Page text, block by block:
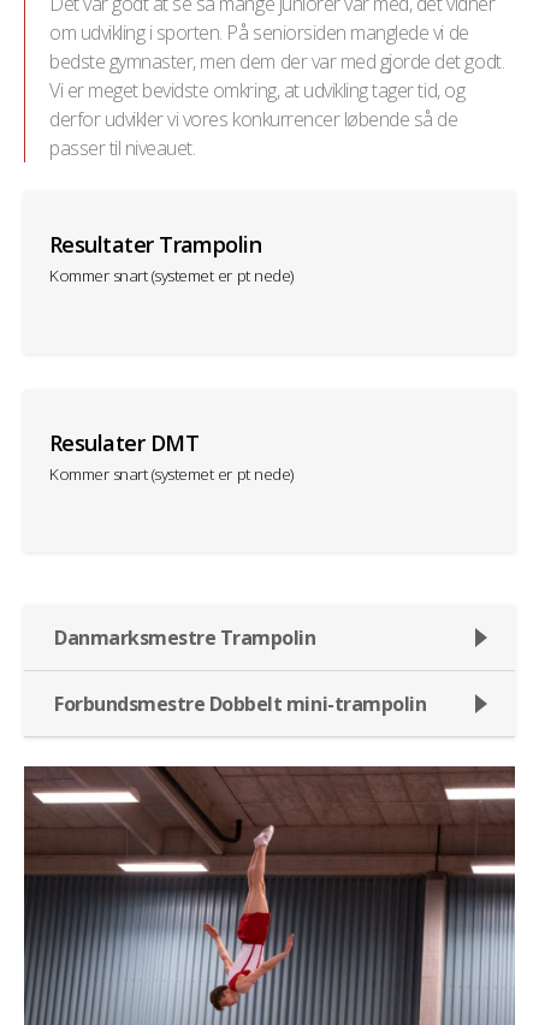
om udvikling i sporten. På seniorsiden manglede vi de
bedste gymnaster, men dem der var med gjorde det godt.
Vi er meget bevidste omkring, at udvikling tager tid, og
derfor udvikler vi vores konkurrencer løbende så de
passer til niveauet.
Resultater Trampolin
Kommer snart (systemet er pt nede)
Resulater DMT
Kommer snart (systemet er pt nede)
Danmarksmestre Trampolin
Forbundsmestre Dobbelt mini-trampolin